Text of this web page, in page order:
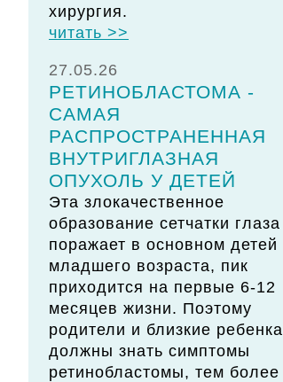
хирургия.
читать >>
27.05.26
РЕТИНОБЛАСТОМА -
САМАЯ
РАСПРОСТРАНЕННАЯ
ВНУТРИГЛАЗНАЯ
ОПУХОЛЬ У ДЕТЕЙ
Эта злокачественное
образование сетчатки глаза
поражает в основном детей
младшего возраста, пик
приходится на первые 6-12
месяцев жизни. Поэтому
родители и близкие ребенка
должны знать симптомы
ретинобластомы, тем более